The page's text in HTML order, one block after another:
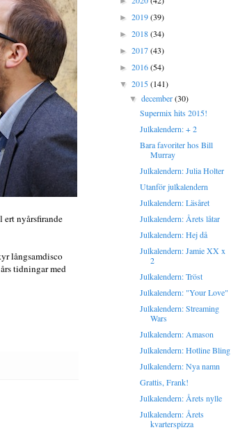
nyårsfirande
långsamdisco
tidningar med
► 2019(39)
► 2018(34)
► 2017(43)
► 2016(54)
▼ 2015(141)
▼december(30)
Supermix hits 2015!
Julkalendern: + 2
Bara favoriter hos Bill
Murray
Julkalendern: Julia Holter
Utanför julkalendern
Julkalendern: Läsåret
Julkalendern: Årets låtar
Julkalendern: Hej då
Julkalendern: Jamie XX x
2
Julkalendern: Tröst
Julkalendern: "Your Love"
Julkalendern: Streaming
Wars
Julkalendern: Amason
Julkalendern: Hotline Bling
Julkalendern: Nya namn
Grattis, Frank!
Julkalendern: Årets nylle
Julkalendern: Årets
kvarterspizza